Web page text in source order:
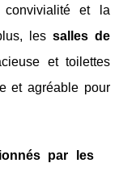
et la
les salles de
et toilettes
et agréable pour
par les